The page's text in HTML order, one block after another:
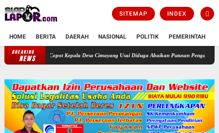
SITEMAP INDEX
HOME BERITA DAERAH NASIONAL POLITIK PEMERINTAH
BREAKING
NEWS
Didesak Copot Kepala Desa Cimayang Usai Diduga Abaikan Putusan Pengadilan